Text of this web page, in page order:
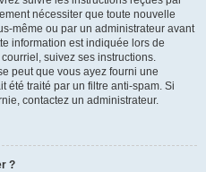
nécessiter que toute nouvelle
même ou par un administrateur avant
information est indiquée lors de
suivez ses instructions.
peut que vous ayez fourni une
été traité par un filtre anti-spam. Si
contactez un administrateur.
?